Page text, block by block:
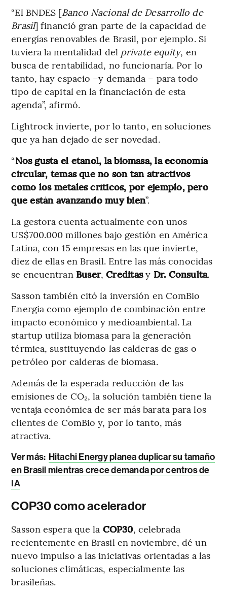
“El BNDES [Banco Nacional de Desarrollo de
Brasil] financió gran parte de la capacidad de
energías renovables de Brasil, por ejemplo. Si
tuviera la mentalidad del private equity, en
busca de rentabilidad, no funcionaría. Por lo
tanto, hay espacio –y demanda – para todo
tipo de capital en la financiación de esta
agenda”, afirmó.
Lightrock invierte, por lo tanto, en soluciones
que ya han dejado de ser novedad.
“Nos gusta el etanol, la biomasa, la economía
circular, temas que no son tan atractivos
como los metales críticos, por ejemplo, pero
que están avanzando muy bien”.
La gestora cuenta actualmente con unos
US$700.000 millones bajo gestión en América
Latina, con 15 empresas en las que invierte,
diez de ellas en Brasil. Entre las más conocidas
se encuentran Buser,Creditasy Dr. Consulta.
Sasson también citó la inversión en ComBio
Energia como ejemplo de combinación entre
impacto económico y medioambiental. La
startup utiliza biomasa para la generación
térmica, sustituyendo las calderas de gas o
petróleo por calderas de biomasa.
Además de la esperada reducción de las
emisiones de CO₂, la solución también tiene la
ventaja económica de ser más barata para los
clientes de ComBio y, por lo tanto, más
atractiva.
Ver más: Hitachi Energy planea duplicar su tamaño
en Brasil mientras crece demanda por centros de
IA
COP30 como acelerador
Sasson espera que la COP30, celebrada
recientemente en Brasil en noviembre, dé un
nuevo impulso a las iniciativas orientadas a las
soluciones climáticas, especialmente las
brasileñas.